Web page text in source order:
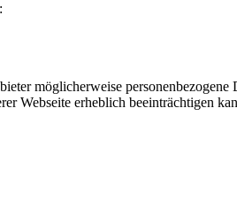
möglicherweise
Webseite erheblich beeinträchtigen